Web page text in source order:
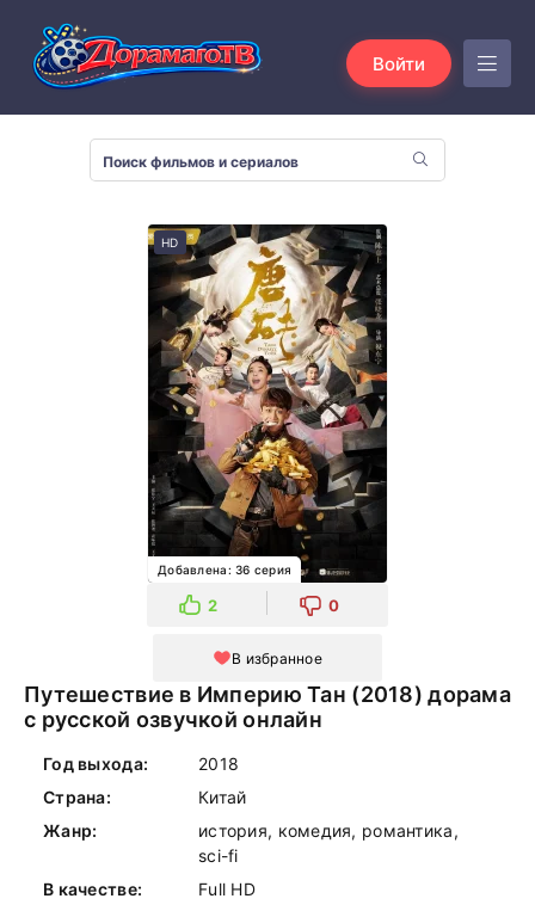
Войти
HD
Добавлена: 36 серия
2 0
В избранное
Путешествие в Империю Тан (2018) дорама
с русской озвучкой онлайн
Год выхода:
2018
Страна:
Китай
Жанр:
история, комедия, романтика,
sci-fi
В качестве:
Full HD